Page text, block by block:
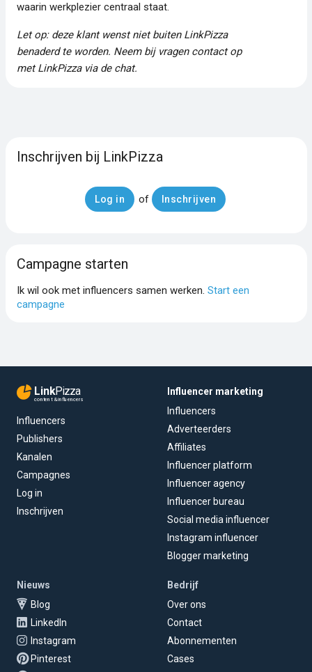
waarin werkplezier centraal staat.
Let op: deze klant wenst niet buiten LinkPizza
benaderd te worden. Neem bij vragen contact op
met LinkPizza via de chat.
Inschrijven bij LinkPizza
Log in of Inschrijven
Campagne starten
Ik wil ook met influencers samen werken. Start een
campagne
LinkPizza
content & influencers
Influencers
Publishers
Kanalen
Campagnes
Log in
Inschrijven
Influencer marketing
Influencers
Adverteerders
Affiliates
Influencer platform
Influencer agency
Influencer bureau
Social media influencer
Instagram influencer
Blogger marketing
Nieuws
Blog
LinkedIn
Instagram
Pinterest
Bedrijf
Over ons
Contact
Abonnementen
Cases